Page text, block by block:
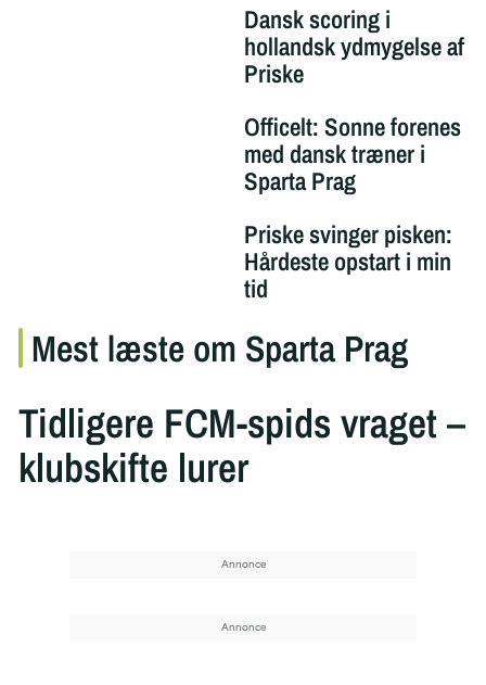
Dansk scoring i
hollandsk ydmygelse af
Priske
Officelt: Sonne forenes
med dansk træner i
Sparta Prag
Priske svinger pisken:
Hårdeste opstart i min
tid
Mest læste om Sparta Prag
Tidligere FCM-spids vraget –
klubskifte lurer